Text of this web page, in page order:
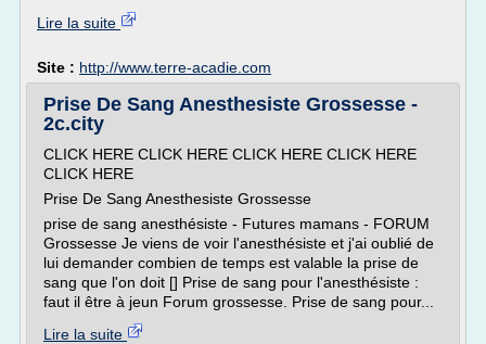
Lire la suite
Site : http://www.terre-acadie.com
Prise De Sang Anesthesiste Grossesse -
2c.city
CLICK HERE CLICK HERE CLICK HERE CLICK HERE
CLICK HERE
Prise De Sang Anesthesiste Grossesse
prise de sang anesthésiste - Futures mamans - FORUM
Grossesse Je viens de voir l'anesthésiste et j'ai oublié de
lui demander combien de temps est valable la prise de
sang que l'on doit [] Prise de sang pour l'anesthésiste :
faut il être à jeun Forum grossesse. Prise de sang pour...
Lire la suite